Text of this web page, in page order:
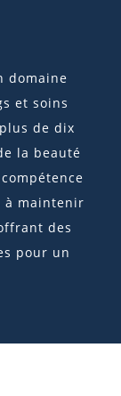
domaine
et soins
de dix
la beauté
à maintenir
des
pour un